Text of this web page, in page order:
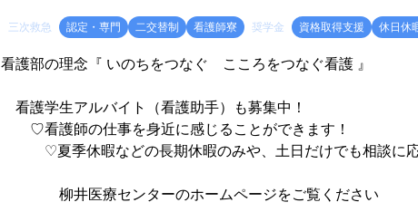
三次救急 認定・専門 二交替制 看護師寮 奨学金 資格取得支援 休日休
看護部の理念『 いのちをつなぐ こころをつなぐ看護 』
看護学生アルバイト（看護助手）も募集中！
♡看護師の仕事を身近に感じることができます！
♡夏季休暇などの長期休暇のみや、土日だけでも相談に